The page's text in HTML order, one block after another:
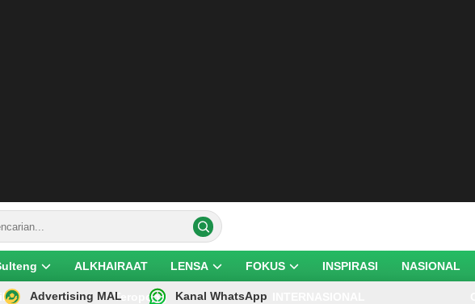
ALKHAIRAAT LENSA FOKUS INSPIRASI NASIONAL
Teropong
Advertising MAL Kanal WhatsApp